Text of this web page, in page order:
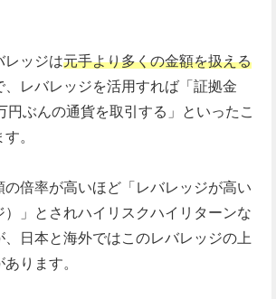
レッジは元手より多くの金額を扱える
、レバレッジを活用すれば「証拠金
円ぶんの通貨を取引する」といったこ
。
の倍率が高いほど「レバレッジが高い
）」とされハイリスクハイリターンな
日本と海外ではこのレバレッジの上
ります。